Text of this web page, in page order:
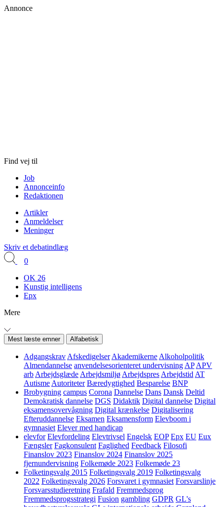
Annonce
Find vej til
Job
Annonceinfo
Redaktionen
Artikler
Anmeldelser
Meninger
Skriv et debatindlæg
0
OK 26
Kunstig intelligens
Epx
Mere
Mest læste emner Alfabetisk
Adgangskrav Afskedigelser Akademikerne Alkoholpolitik
Almendannelse anvendelsesorienteret undervisning AP APV
arb Arbejdsglæde Arbejdsmiljø Arbejdspres Arbejdstid AT
Autisme Autoriteter Bæredygtighed Besparelse BNP
Brobygning campus Corona Dannelse Dans Dansk Deltid
Demokratisk dannelse DGS Didaktik Digital dannelse Digital
eksamensovervågning Digital krænkelse Digitalisering
Efteruddannelse Eksamen Eksamensform Elevboom i
gymnasiet Elever med handicap
elevfor Elevfordeling Elevtrivsel Engelsk EOP Epx EU Eux
Fængsler Fagkonsulent Faglighed Feedback Filosofi
Finanslov 2023 Finanslov 2024 Finanslov 2025
fjernundervisning Folkemøde 2023 Folkemøde 23
Folketingsvalg 2015 Folketingsvalg 2019 Folketingsvalg
2022 Folketingsvalg 2026 Forsvaret i gymnasiet Forsvarslinje
Forsvarsstudieretning Frafald Fremmedsprog
Fremmedsprogsstrategi Fusion gambling GDPR GL's